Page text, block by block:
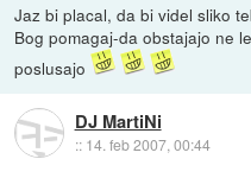
Jaz bi placal, da bi videl sliko
Bog pomagaj-da obstajajo ne
poslusajo
DJ MartiNi
:: 14. feb 2007, 00:44